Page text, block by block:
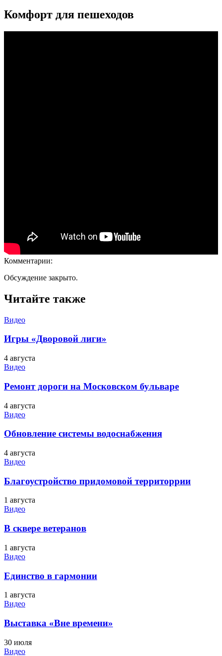
Комфорт для пешеходов
Комментарии:
Обсуждение закрыто.
Читайте также
Видео
Игры «Дворовой лиги»
4 августа
Видео
Ремонт дороги на Московском бульваре
4 августа
Видео
Обновление системы водоснабжения
4 августа
Видео
Благоустройство придомовой территоррии
1 августа
Видео
В сквере ветеранов
1 августа
Видео
Единство в гармонии
1 августа
Видео
Выставка «Вне времени»
30 июля
Видео